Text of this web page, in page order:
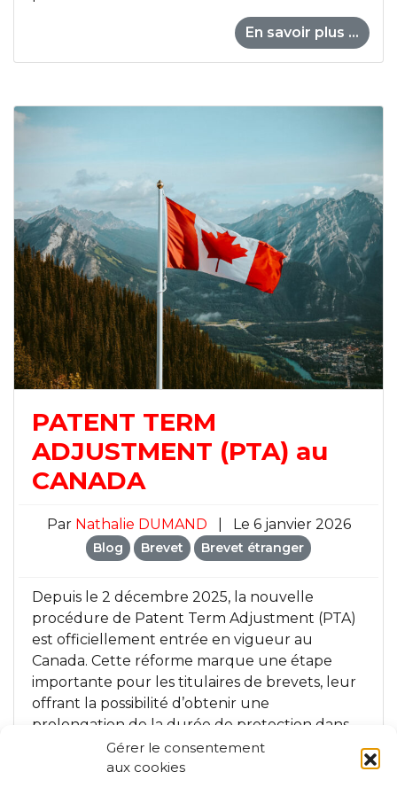
Gérer le consentement
aux cookies
En savoir plus ...
PATENT TERM
ADJUSTMENT (PTA) au
CANADA
Par Nathalie DUMAND Le 6 janvier 2026
Blog Brevet Brevet étranger
Depuis le 2 décembre 2025, la nouvelle
procédure de Patent Term Adjustment (PTA)
est officiellement entrée en vigueur au
Canada. Cette réforme marque une étape
importante pour les titulaires de brevets, leur
offrant la possibilité d’obtenir une
prolongation de la durée de protection dans
certains cas.
Le cabinet Argyma vous
accompagne pour définir la …